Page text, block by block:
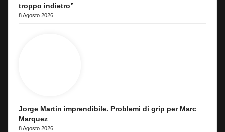
troppo indietro”
8 Agosto 2026
Jorge Martin imprendibile. Problemi di grip per Marc
Marquez
8 Agosto 2026